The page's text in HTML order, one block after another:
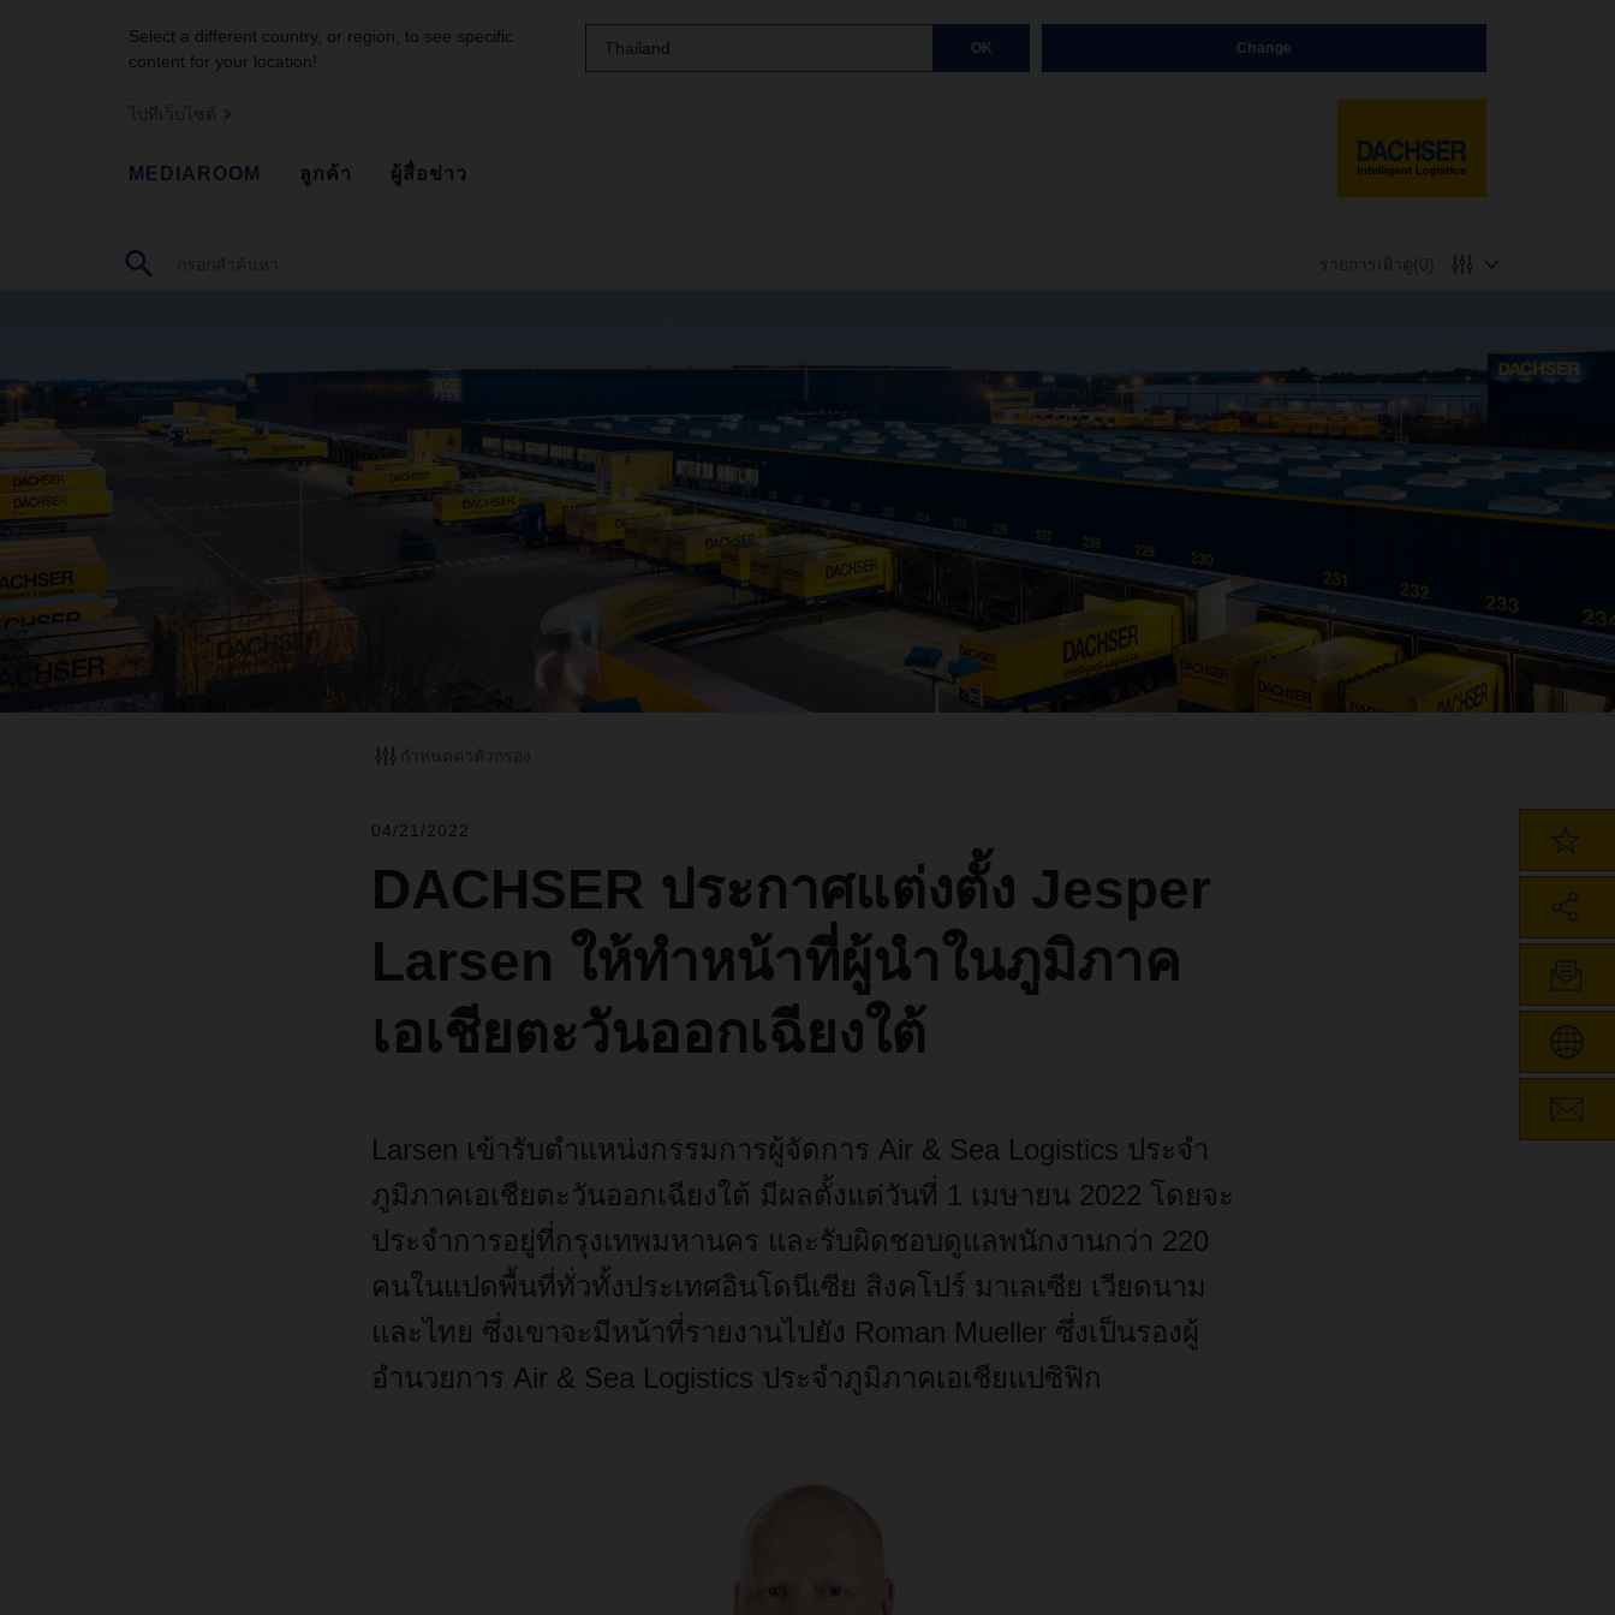
Select a different country, or region, to see specific
content for your location!
Thailand OK Change
ไปที่เว็บไซต์
MEDIAROOM ลูกค้า ผู้สื่อข่าว
รายการเฝ้าดู(0)
กำหนดค่าตัวกรอง
04/21/2022
DACHSER ประกาศแต่งตั้ง Jesper
Larsen ให้ทำหน้าที่ผู้นำในภูมิภาค
เอเชียตะวันออกเฉียงใต้
Larsen เข้ารับตำแหน่งกรรมการผู้จัดการ Air & Sea Logistics ประจำ
ภูมิภาคเอเชียตะวันออกเฉียงใต้ มีผลตั้งแต่วันที่ 1 เมษายน2022 โดยจะ
ประจำการอยู่ที่กรุงเทพมหานคร และรับผิดชอบดูแลพนักงานกว่า 220
คนในแปดพื้นที่ทั่วทั้งประเทศอินโดนีเซีย สิงคโปร์ มาเลเซีย เวียดนาม
และไทย ซึ่งเขาจะมีหน้าที่รายงานไปยัง Roman Mueller ซึ่งเป็นรองผู้
อำนวยการ Air & Sea Logistics ประจำภูมิภาคเอเชียแปซิฟิก